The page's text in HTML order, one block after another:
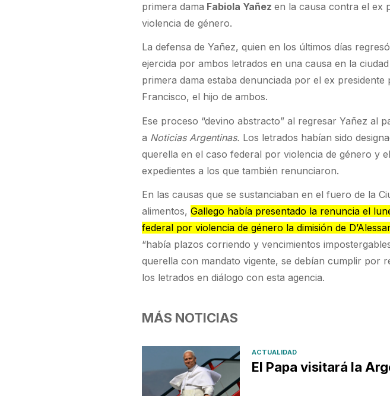
primera dama Fabiola Yañezen la causa contra el ex
violencia de género.
La defensa de Yañez, quien en los últimos días
ejercida por ambos letrados en una causa en la
primera dama estaba denunciada por el ex presidente
Francisco, el hijo de ambos.
Ese proceso “devino abstracto” al regresar Yañez al
a Noticias Argentinas. Los letrados habían sido
querella en el caso federal por violencia de género y
expedientes a los que también renunciaron.
En las causas que se sustanciaban en el fuero de la
alimentos,Gallego había presentado la renuncia el
federal por violencia de género la dimisión de
“había plazos corriendo y vencimientos
querella con mandato vigente, se debían cumplir por
los letrados en diálogo con esta agencia.
MÁS NOTICIAS
ACTUALIDAD
El Papa visitará la